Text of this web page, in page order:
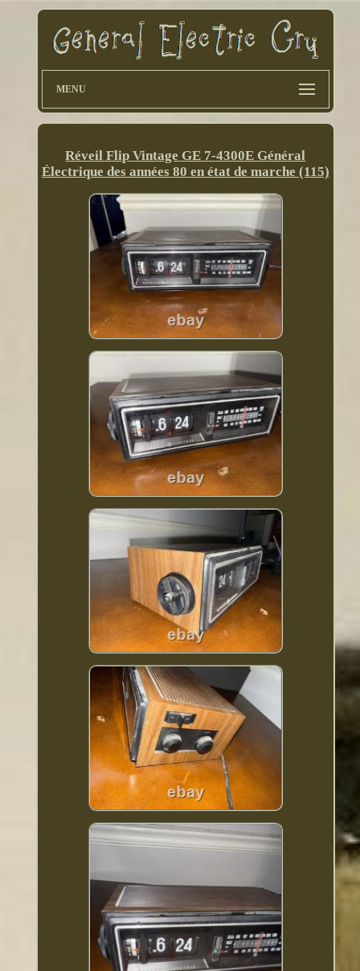
MENU
Réveil Flip Vintage GE 7-4300E Général
Électrique des années 80 en état de marche (115)